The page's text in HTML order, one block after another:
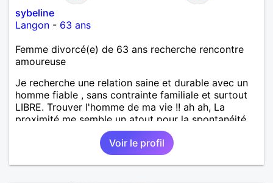
sybeline
Langon - 63 ans
Femme divorcé(e) de 63 ans recherche rencontre
amoureuse
Je recherche une relation saine et durable avec un
homme fiable , sans contrainte familiale et surtout
LIBRE. Trouver l'homme de ma vie !! ah ah, La
proximité me semble un atout pour la spontanéité
de la relation !! A bon entendeur !
Voir le profil